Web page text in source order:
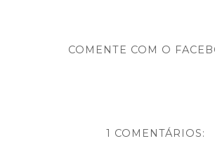
COMENTE COM O
1 COMENTÁRIOS: